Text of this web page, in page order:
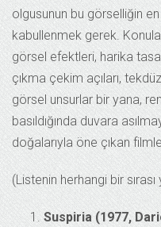
olgusunun bu görselliğin
kabullenmek gerek.
görsel efektleri, harika
çıkma çekim açıları,
görsel unsurlar bir yana,
basıldığında duvara
doğalarıyla öne çıkan
(Listenin herhangi bir sırası
Suspiria (1977,